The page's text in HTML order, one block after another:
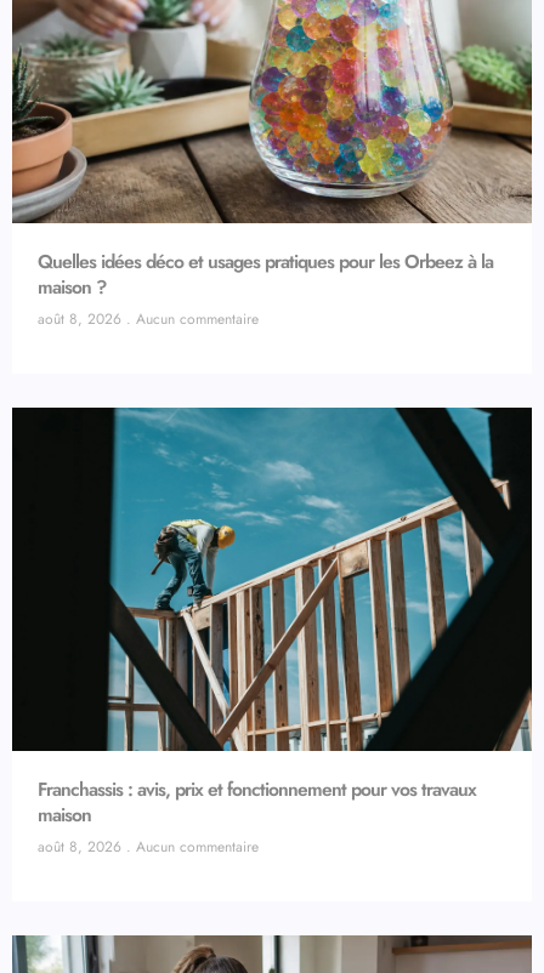
Quelles idées déco et usages pratiques pour les Orbeez à la
maison ?
août 8, 2026 Aucun commentaire
Franchassis : avis, prix et fonctionnement pour vos travaux
maison
août 8, 2026 Aucun commentaire